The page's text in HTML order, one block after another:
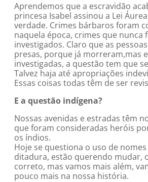
Aprendemos que a escravidão
princesa Isabel assinou a Lei
verdade. Crimes bárbaros foram
naquela época, crimes que nunca
investigados. Claro que as
presas, porque já morreram,mas
investigadas, a questão tem que
Talvez haja até apropriações
Essas coisas todas têm de ser
E a questão indígena?
Nossas avenidas e estradas têm
que foram consideradas heróis
os índios.
Hoje se questiona o uso de
ditadura, estão querendo mudar,
correto, mas vamos mais além,
pouco mais na nossa história.